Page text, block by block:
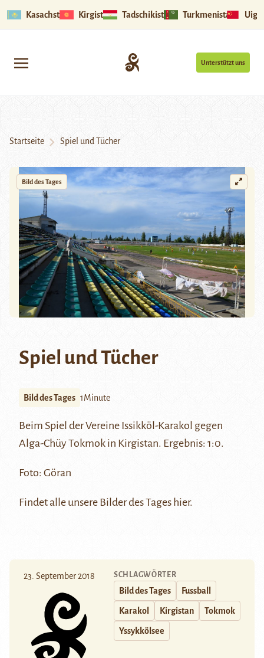
Kasachstan Kirgistan Tadschikistan Turkmenistan
Unterstützt uns
Startseite Spiel und Tücher
Bild des Tages
Spiel und Tücher
Bild des Tages 1Minute
Beim Spiel der Vereine Issikköl-Karakol gegen
Alga-Chüy Tokmok in Kirgistan. Ergebnis: 1:0.
Foto: Göran
Findet alle unsere Bilder des Tages hier.
23. September 2018 SCHLAGWÖRTER
Bild des Tages Fussball
Karakol Kirgistan Tokmok
Yssykkölsee